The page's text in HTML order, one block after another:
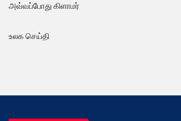
அவ்வப்போது கிளாமர்
உலக செய்தி